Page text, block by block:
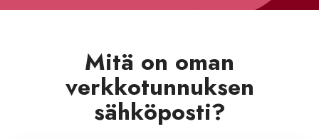
Mitä on oman
verkkotunnuksen
sähköposti?